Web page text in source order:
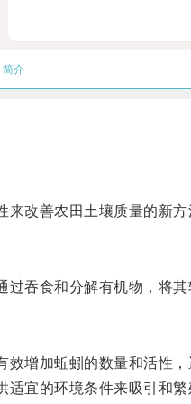
简介
改善农田土壤质量的新方
吞食和分解有机物，将其
增加蚯蚓的数量和活性，
宜的环境条件来吸引和繁